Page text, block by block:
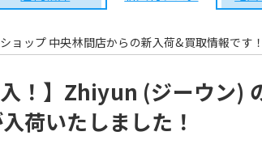
ョップ 中央林間店からの新入荷&買取情報です！
入！】Zhiyun (ジーウン)
荷いたしました！